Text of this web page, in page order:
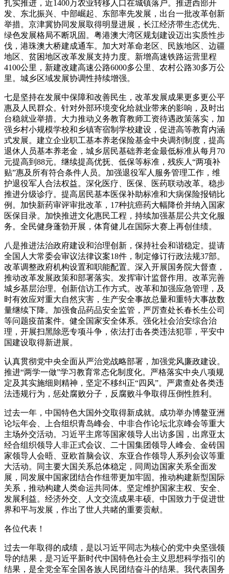
扎实推进，近1400万农业转移人口在城镇落户。推进西部开
发、东北振兴、中部崛起、东部率先发展，出台一批改革创新
举措。京津冀协同发展取得明显进展，长江经济带生态优先、
绿色发展格局不断巩固。粤港澳大湾区规划建设迈出实质性步
伐，港珠澳大桥建成通车。加大对革命老区、民族地区、边疆
地区、贫困地区改革发展支持力度。新增高速铁路运营里程
4100公里，新建改建高速公路6000多公里、农村公路30多万公
里。城乡区域发展协调性持续增强。
七是坚持在发展中保障和改善民生，改革发展成果更多更公平
惠及人民群众。针对外部环境变化给就业带来的影响，及时出
台稳就业举措。大力推动义务教育教师工资待遇政策落实，加
强乡村小规模学校和乡镇寄宿制学校建设，促进高等教育内涵
式发展。建立企业职工基本养老保险基金中央调剂制度，提高
退休人员基本养老金，城乡居民基础养老金最低标准从每月70
元提高到88元。继续提高优抚、低保等标准，残疾人“两项补
贴”惠及所有符合条件人员。加强退役军人服务管理工作，维
护退役军人合法权益。深化医疗、医保、医药联动改革。稳步
推进分级诊疗。提高居民基本医保补助标准和大病保险报销比
例。加快新药审评审批改革，17种抗癌药大幅降价并纳入国家
医保目录。加快推进文化惠民工程，持续加强基层公共文化服
务。全民健身蓬勃开展，体育健儿在国际大赛上再创佳绩。
八是推进法治政府建设和治理创新，保持社会和谐稳定。提请
全国人大常委会审议法律议案18件，制定修订行政法规37部。
改革调整政府机构设置和职能配置。深入开展国务院大督查，
推动改革发展政策和部署落实。发挥审计监督作用。改革完善
城乡基层治理。创新信访工作方式。改革和加强应急管理，及
时有效应对重大自然灾害，生产安全事故总量和重特大事故数
量继续下降。加强食品药品安全监管，严厉查处长春长生公司
等问题疫苗案件。健全国家安全体系。强化社会治安综合治
理，开展扫黑除恶专项斗争，依法打击各类违法犯罪，平安中
国建设取得新进展。
认真贯彻党中央全面从严治党战略部署，加强党风廉政建设。
推进“两学一做”学习教育常态化制度化。严格落实中央八项规
定及其实施细则精神，坚定不移纠正“四风”。严肃查处各类违
法违规行为，惩处腐败分子，反腐败斗争取得压倒性胜利。
过去一年，中国特色大国外交取得新成就。成功举办博鳌亚洲
论坛年会、上合组织青岛峰会、中非合作论坛北京峰会等重大
主场外交活动。习近平主席等国家领导人出访多国，出席亚太
经合组织领导人非正式会议、二十国集团领导人峰会、金砖国
家领导人会晤、亚欧首脑会议、东亚合作领导人系列会议等重
大活动。同主要大国关系总体稳定，同周边国家关系全面发
展，同发展中国家团结合作纽带更加牢固。推动构建新型国际
关系，推动构建人类命运共同体。坚定维护国家主权、安全、
发展利益。经济外交、人文交流成果丰硕。中国致力于促进世
界和平与发展，作出了世人共睹的重要贡献。
各位代表！
过去一年取得的成绩，是以习近平同志为核心的党中央坚强领
导的结果，是习近平新时代中国特色社会主义思想科学指引的
结果，是全党全军全国各族人民团结奋斗的结果。我代表国务